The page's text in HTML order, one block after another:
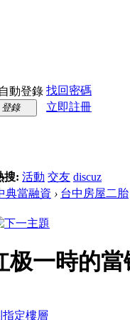
自動登錄 找回密碼
登錄
立即註冊
搜: 活動 交友 discuz
典當融資 › 台中房屋二胎
极一時的